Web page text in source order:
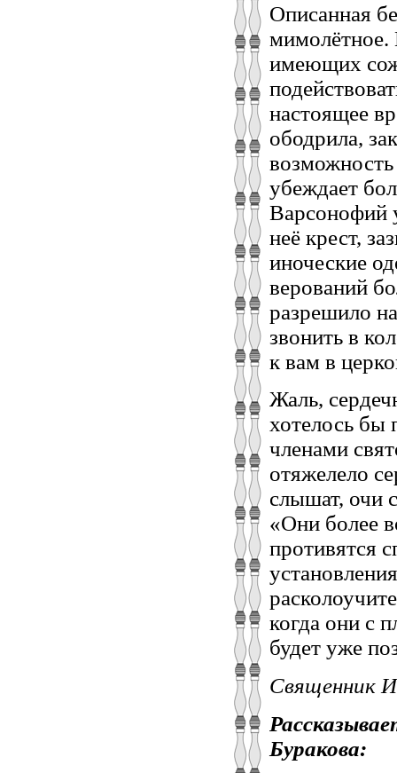
Описанная
имеющих
настоящее
ободрила,
убеждает
Варсонофий
неё крест,
иноческие
верований
разрешило
звонить в
к вам в
Жаль,
хотелось бы
членами
отяжелело
слышат, очи
«Они более
противятся
когда они с
будет уже
Священник
Буракова: